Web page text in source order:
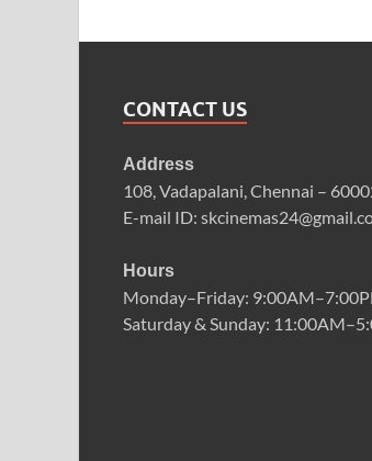
CONTACT US
Address
108, Vadapalani, Chennai –
E-mail ID:
Hours
Monday–Friday:
Saturday & Sunday: